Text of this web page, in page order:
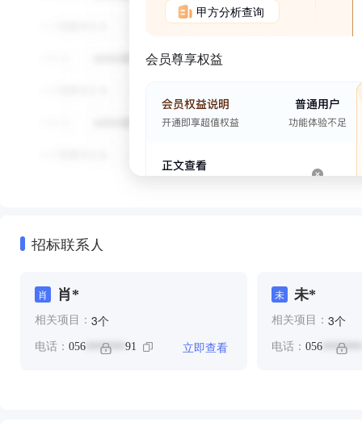
甲方分析查询
会员尊享权益
招标联系人
肖 肖*
相关项目： 3个
电话： 056 ******* 91 立即查看
未 未*
相关项目： 3个
电话： 056*******